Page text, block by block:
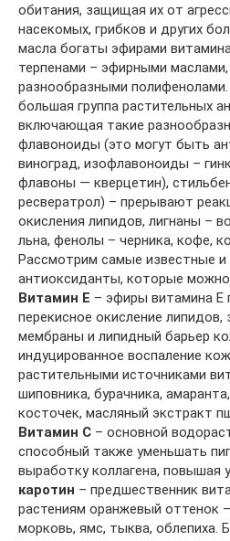
обитания, защищая их от
насекомых, грибков и других
масла богаты эфирами
терпенами – эфирными
разнообразными полифенолами.
большая группа растительных
включающая такие
флавоноиды (это могут быть
виноград, изофлавоноиды –
флавоны — кверцетин),
ресвератрол) – прерывают
окисления липидов, лигнаны –
льна, фенолы – черника, кофе,
Рассмотрим самые известные и
антиоксиданты, которые
Витамин Е – эфиры витамина
перекисное окисление
мембраны и липидный барьер
индуцированное воспаление
растительными источниками
шиповника, бурачника,
косточек, масляный экстракт
Витамин С – основной
способный также уменьшать
выработку коллагена, повышая
каротин – предшественник
растениям оранжевый оттенок
морковь, ямс, тыква, облепиха.